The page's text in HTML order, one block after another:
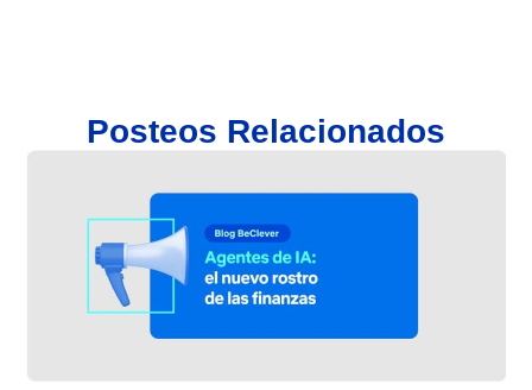
Posteos Relacionados